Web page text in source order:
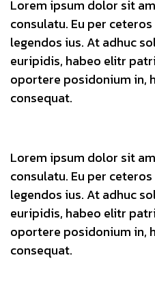
Lorem ipsum dolor sit
consulatu. Eu per
legendos ius. At adhuc
euripidis, habeo elitr
oportere posidonium in,
consequat.
Lorem ipsum dolor sit
consulatu. Eu per
legendos ius. At adhuc
euripidis, habeo elitr
oportere posidonium in,
consequat.